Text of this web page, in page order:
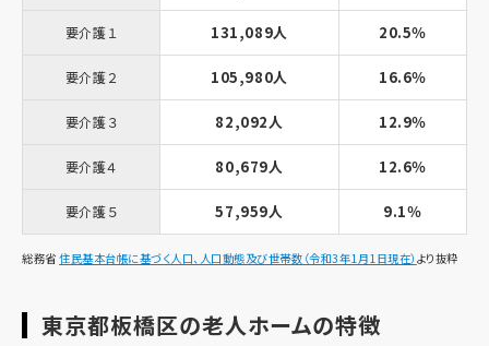
要介護１ 131,089人 20.5％
要介護２ 105,980人 16.6％
要介護３ 82,092人 12.9％
要介護４ 80,679人 12.6％
要介護５ 57,959人 9.1％
総務省住民基本台帳に基づく人口、人口動態及び世帯数（令和3年1月1日現在） より抜粋
東京都板橋区の老人ホームの特徴